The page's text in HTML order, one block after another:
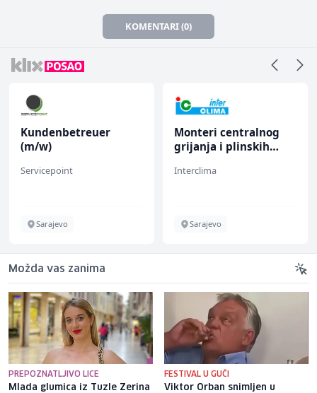
KOMENTARI (0)
Kundenbetreuer
(m/w)
Servicepoint
Sarajevo
Monteri centralnog
grijanja i plinskih
Interclima
Sarajevo
Možda vas zanima
PREPOZNATLJIVO LICE
Mlada glumica iz Tuzle Zerina
FESTIVAL U GUČI
Viktor Orban snimljen u